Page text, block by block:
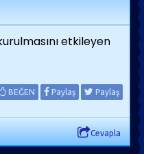
etkileyen
BEĞEN Paylaş Paylaş
Cevapla